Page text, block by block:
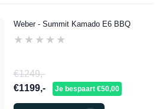
Weber - Summit Kamado E6 BBQ
★★★★★
★★★★★
€1249,-
€1199,-
Je bespaart €50,00